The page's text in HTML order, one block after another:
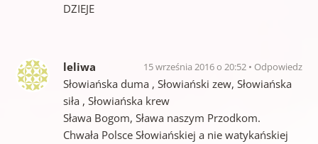
DZIEJE
leliwa 15 września 2016 o 20:52 Odpowiedz
Słowiańska duma , Słowiański zew, Słowiańska
siła , Słowiańska krew
Sława Bogom, Sława naszym Przodkom.
Chwała Polsce Słowiańskiej a nie watykańskiej